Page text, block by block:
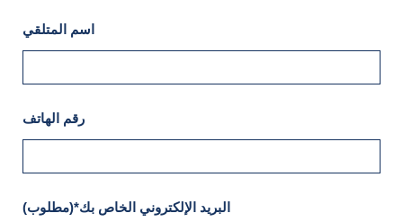
اسم المتلقي
رقم الهاتف
البريد الإلكتروني الخاص بك*(مطلوب)